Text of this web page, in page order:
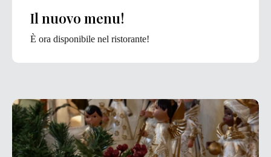
Il nuovo menu!
È ora disponibile nel ristorante!